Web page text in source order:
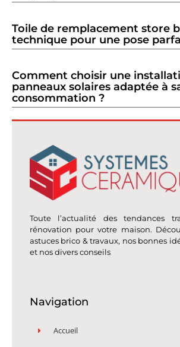
Toile de remplacement store
technique pour une pose
Comment choisir une
panneaux solaires adaptée à
consommation ?
Toute l’actualité des tendances
rénovation pour votre maison.
astuces brico & travaux, nos bonnes
et nos divers conseils
Navigation
Accueil